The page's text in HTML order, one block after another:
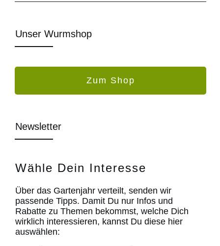
Unser Wurmshop
Zum Shop
Newsletter
Wähle Dein Interesse
Über das Gartenjahr verteilt, senden wir
passende Tipps. Damit Du nur Infos und
Rabatte zu Themen bekommst, welche Dich
wirklich interessieren, kannst Du diese hier
auswählen: